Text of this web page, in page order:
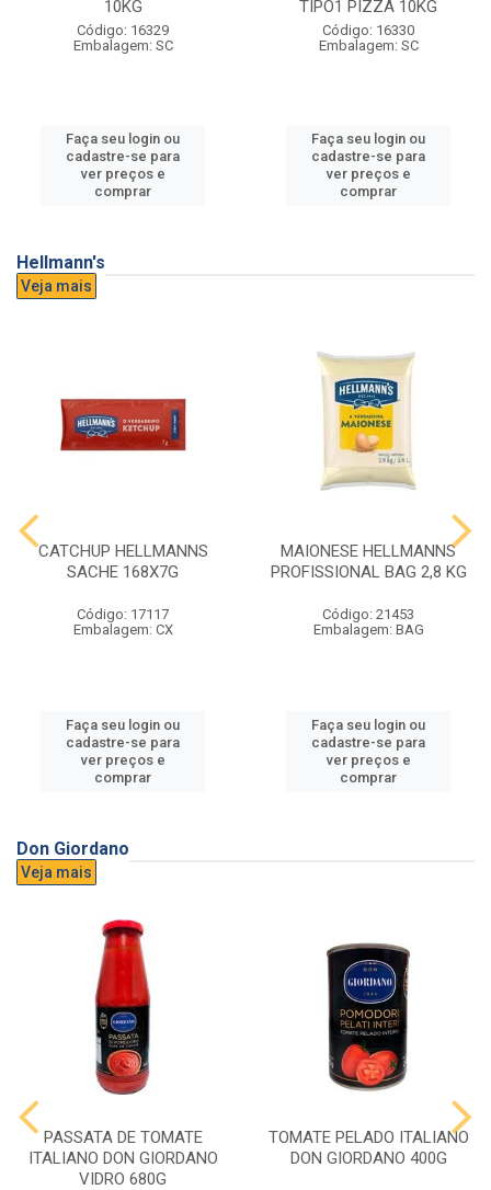
10KG
Código: 16329
Embalagem: SC
Faça seu login ou
cadastre-se para
ver preços e
comprar
TIPO1 PIZZA 10KG
Código: 16330
Embalagem: SC
Faça seu login ou
cadastre-se para
ver preços e
comprar
Hellmann's
Veja mais
CATCHUP HELLMANNS
SACHE 168X7G
Código: 17117
Embalagem: CX
Faça seu login ou
cadastre-se para
ver preços e
comprar
MAIONESE HELLMANNS
PROFISSIONAL BAG 2,8 KG
Código: 21453
Embalagem: BAG
Faça seu login ou
cadastre-se para
ver preços e
comprar
Don Giordano
Veja mais
PASSATA DE TOMATE
ITALIANO DON GIORDANO
VIDRO 680G
TOMATE PELADO ITALIANO
DON GIORDANO 400G